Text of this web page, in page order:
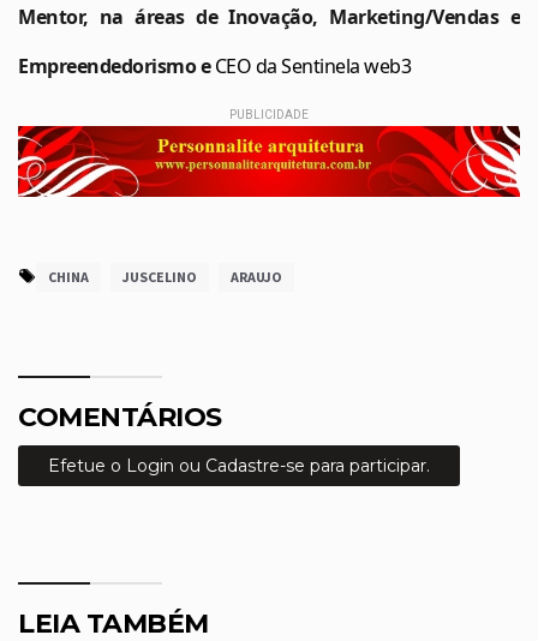
Mentor, na áreas de Inovação, Marketing/Vendas e
Empreendedorismo e CEO da Sentinela web3
PUBLICIDADE
CHINA JUSCELINO ARAUJO
COMENTÁRIOS
Efetue o Login ou Cadastre-se para participar.
LEIA TAMBÉM